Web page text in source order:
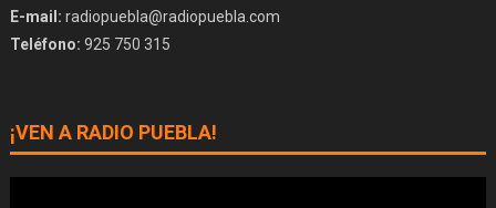
E-mail: radiopuebla@radiopuebla.com
Teléfono: 925 750 315
¡VEN A RADIO PUEBLA!